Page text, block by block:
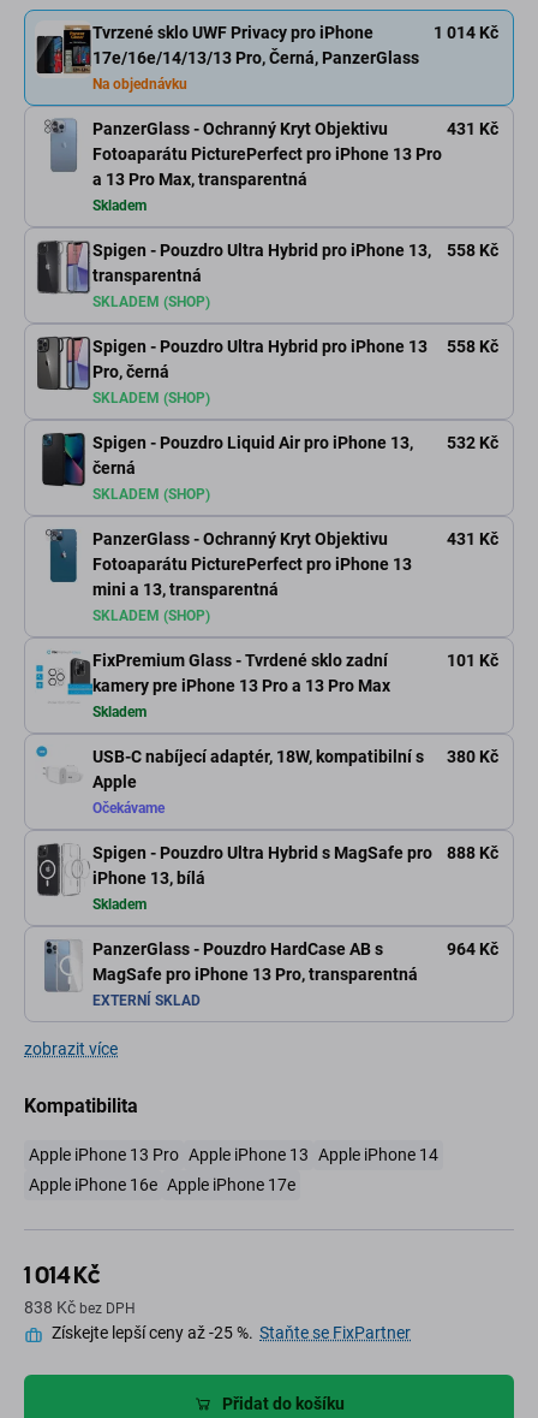
PanzerGlass - Ochranný Kryt Objektivu
Fotoaparátu PicturePerfect pro iPhone 13 Pro
a 13 Pro Max, transparentná
431 Kč
Skladem
Spigen - Pouzdro Ultra Hybrid pro iPhone 13,
transparentná
558 Kč
SKLADEM (SHOP)
Spigen - Pouzdro Ultra Hybrid pro iPhone 13
Pro, černá
558 Kč
SKLADEM (SHOP)
Spigen - Pouzdro Liquid Air pro iPhone 13,
černá
532 Kč
SKLADEM (SHOP)
PanzerGlass - Ochranný Kryt Objektivu
Fotoaparátu PicturePerfect pro iPhone 13
mini a 13, transparentná
431 Kč
SKLADEM (SHOP)
FixPremium Glass - Tvrdené sklo zadní
kamery pre iPhone 13 Pro a 13 Pro Max
101 Kč
Skladem
USB-C nabíjecí adaptér, 18W, kompatibilní s
Apple
380 Kč
Očekávame
Spigen - Pouzdro Ultra Hybrid s MagSafe pro
iPhone 13, bílá
888 Kč
Skladem
PanzerGlass - Pouzdro HardCase AB s
MagSafe pro iPhone 13 Pro, transparentná
964 Kč
EXTERNÍ SKLAD
Tvrzené sklo UWF Privacy pro iPhone
17e/16e/14/13/13 Pro, Černá, PanzerGlass
1 014 Kč
Na objednávku
zobrazit více
Kompatibilita
Apple iPhone 13 Pro Apple iPhone 13 Apple iPhone 14
Apple iPhone 16e Apple iPhone 17e
1 014 Kč
838 Kč bez DPH
Získejte lepší ceny až -25 %. Staňte se FixPartner
Přidat do košíku